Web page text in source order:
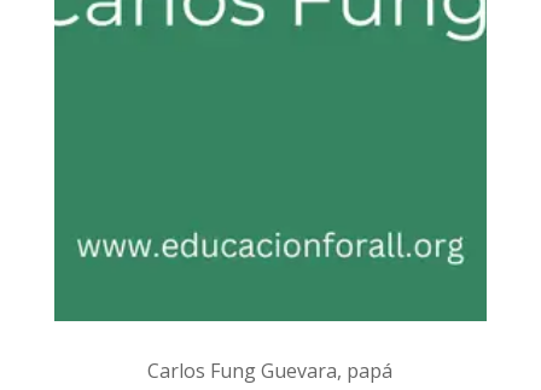
Carlos Fung Guevara, papá